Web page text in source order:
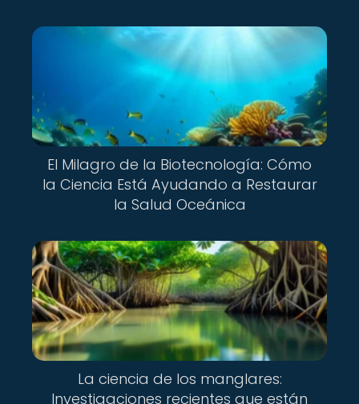
El Milagro de la Biotecnología: Cómo
la Ciencia Está Ayudando a Restaurar
la Salud Oceánica
La ciencia de los manglares:
Investigaciones recientes que están